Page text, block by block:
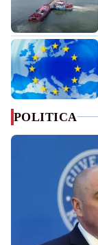
POLITICA